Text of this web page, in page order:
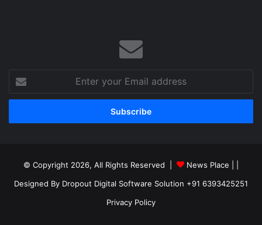
your
Email
© Copyright 2026, All Rights Reserved | News Place |
Designed By Dropout Digital Software Solution +91 6393425251
Privacy Policy